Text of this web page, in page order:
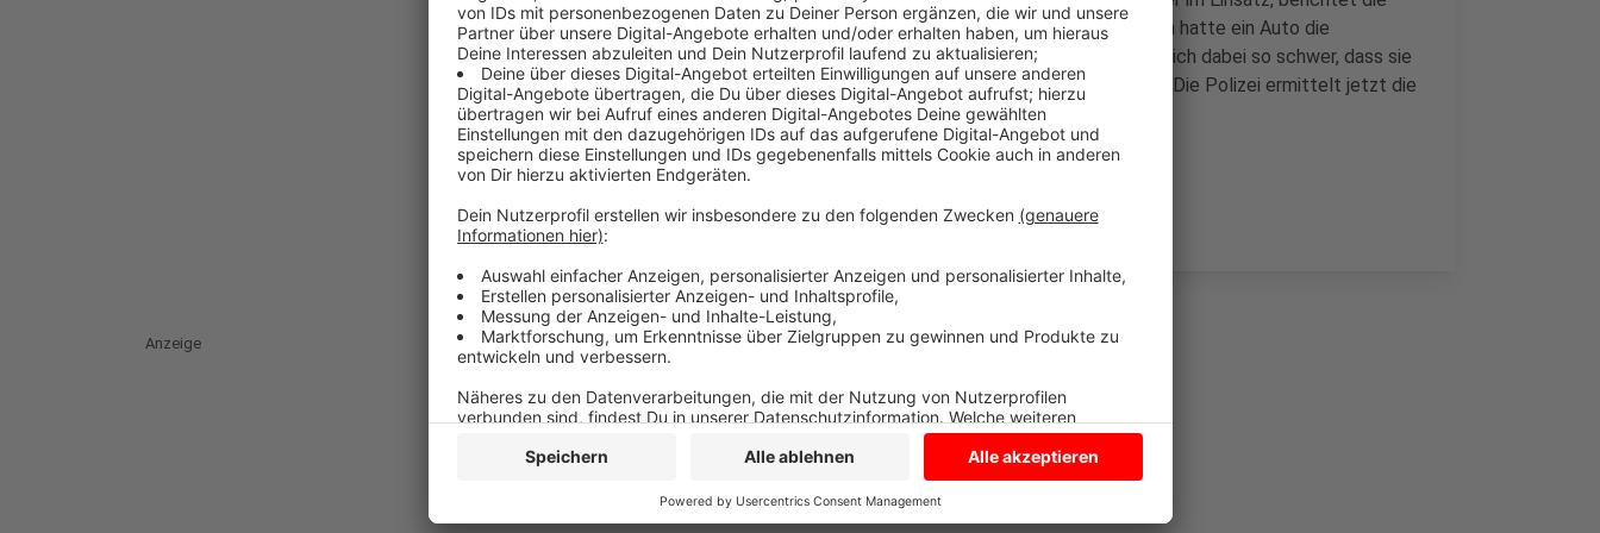
Polizei jetzt. An einer Verkehrsinsel an der Straße Am Tüskenbach hatte ein Auto die
Radfahrerin angefahren. Die Frau stürzte vom Rad und verletzte sich dabei so schwer, dass sie
ins Krankenhaus musste. Die Straße war zwischendurch gesperrt. Die Polizei ermittelt jetzt die
Hintergründe.
Anzeige
Anzeige